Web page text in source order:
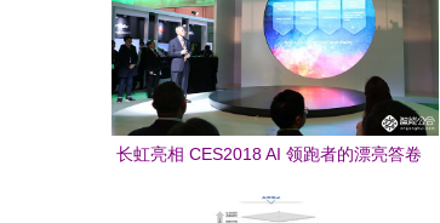
长虹亮相 CES2018 AI 领跑者的漂亮答卷